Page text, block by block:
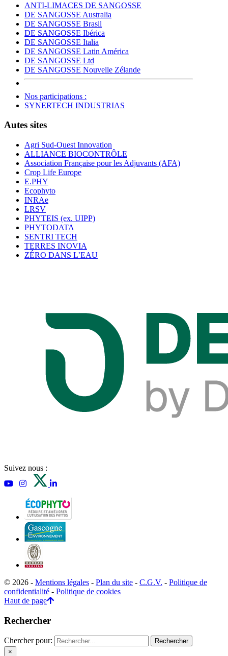
ANTI-LIMACES DE SANGOSSE
DE SANGOSSE Australia
DE SANGOSSE Brasil
DE SANGOSSE Ibérica
DE SANGOSSE Italia
DE SANGOSSE Latin América
DE SANGOSSE Ltd
DE SANGOSSE Nouvelle Zélande
Nos participations :
SYNERTECH INDUSTRIAS
Autes sites
Agri Sud-Ouest Innovation
ALLIANCE BIOCONTRÔLE
Association Française pour les Adjuvants (AFA)
Crop Life Europe
E.PHY
Ecophyto
INRAe
LRSV
PHYTEIS (ex. UIPP)
PHYTODATA
SENTRI TECH
TERRES INOVIA
ZÉRO DANS L’EAU
Suivez nous :
© 2026 - Mentions légales - Plan du site - C.G.V. - Politique de
confidentialité - Politique de cookies
Haut de page
Rechercher
Chercher pour:
×